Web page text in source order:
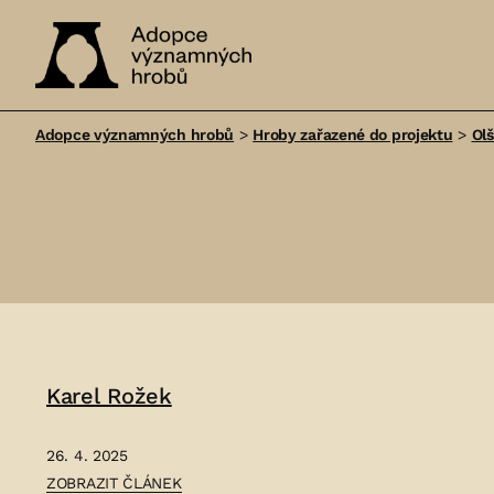
významných
Adopce významných hrobů > Hroby zařazené do projektu >
Karel Rožek
26. 4. 2025
ČLÁNEK:
ZOBRAZIT ČLÁNEK